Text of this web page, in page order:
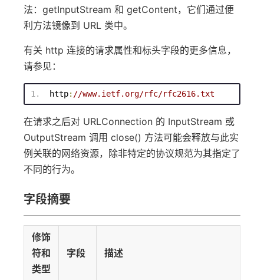
法：getInputStream 和 getContent，它们通过便
利方法镜像到 URL 类中。
有关 http 连接的请求属性和标头字段的更多信息，
请参见：
http: //www.ietf.org/rfc/rfc2616.txt
在请求之后对 URLConnection 的 InputStream 或
OutputStream 调用 close() 方法可能会释放与此实
例关联的网络资源，除非特定的协议规范为其指定了
不同的行为。
字段摘要
修饰
符和
类型
字段 描述